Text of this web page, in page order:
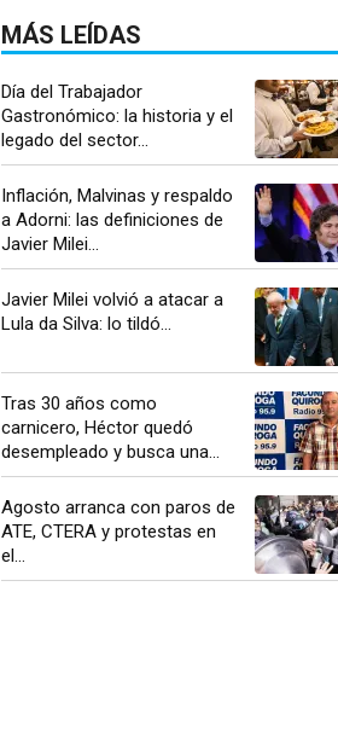
MÁS LEÍDAS
Día del Trabajador
Gastronómico: la historia y el
legado del sector...
Inflación, Malvinas y respaldo
a Adorni: las definiciones de
Javier Milei...
Javier Milei volvió a atacar a
Lula da Silva: lo tildó...
Tras 30 años como
carnicero, Héctor quedó
desempleado y busca una...
Agosto arranca con paros de
ATE, CTERA y protestas en
el...